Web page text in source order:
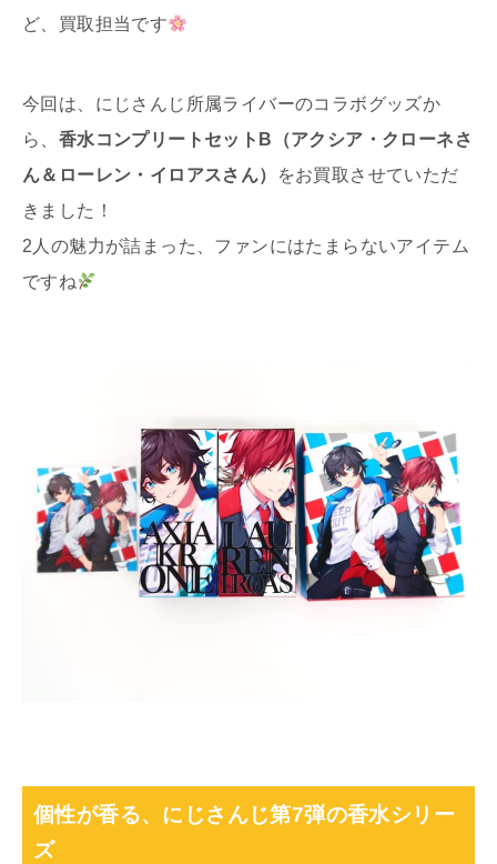
ど、買取担当です
今回は、にじさんじ所属ライバーのコラボグッズか
ら、 香水コンプリートセットB（アクシア・クローネさ
ん＆ローレン・イロアスさん）
をお買取させていただ
きました！
2人の魅力が詰まった、ファンにはたまらないアイテム
ですね
個性が香る、にじさんじ第7弾の香水シリー
ズ